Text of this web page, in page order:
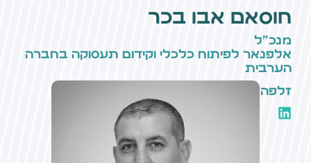
חוסאם אבו בכר
מנכ״ל
אלפנאר לפיתוח כלכלי וקידום תעסוקה בחברה
הערבית
זלפה